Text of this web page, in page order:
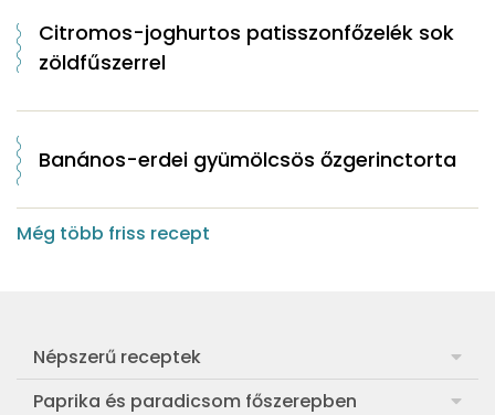
Citromos-joghurtos patisszonfőzelék sok
zöldfűszerrel
Banános-erdei gyümölcsös őzgerinctorta
Még több friss recept
Népszerű receptek
Frankfurti leves
Paprika és paradicsom főszerepben